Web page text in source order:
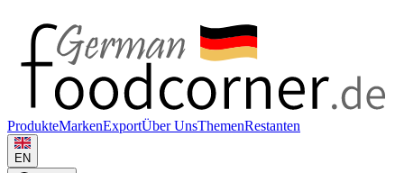
ProdukteMarkenExportÜber UnsThemenRestanten
EN